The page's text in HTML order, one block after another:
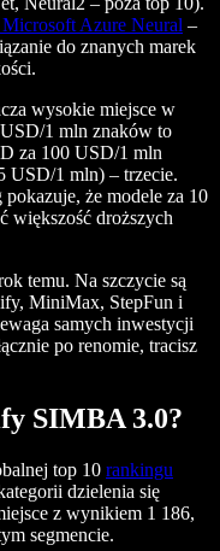
Microsoft Azure Neural –
do znanych marek
wysokie miejsce w
1 mln znaków to
za 100 USD/1 mln
USD/1 mln) – trzecie.
że modele za 10
większość droższych
temu. Na szczycie są
MiniMax, StepFun i
samych inwestycji
po renomie, tracisz
SIMBA 3.0?
top 10 rankingu
dzielenia się
z wynikiem 1 186,
segmencie.